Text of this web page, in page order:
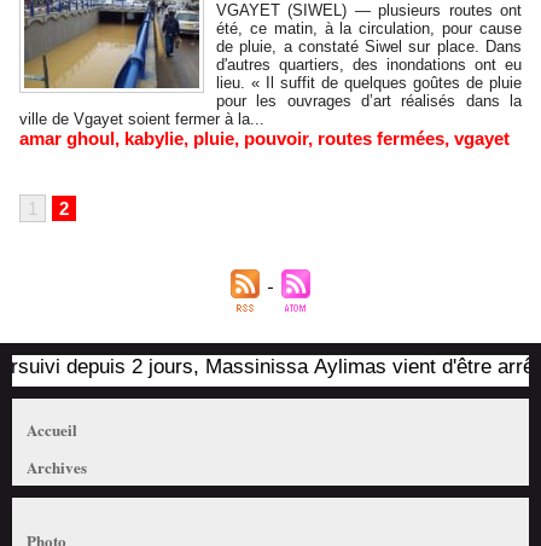
VGAYET (SIWEL) — plusieurs routes ont
été, ce matin, à la circulation, pour cause
de pluie, a constaté Siwel sur place. Dans
d'autres quartiers, des inondations ont eu
lieu. « Il suffit de quelques goûtes de pluie
pour les ouvrages d’art réalisés dans la
ville de Vgayet soient fermer à la...
amar ghoul, kabylie, pluie, pouvoir, routes fermées, vgayet
1 2
depuis 2 jours, Massinissa Aylimas vient d'être arrêté
Accueil
Archives
Photo